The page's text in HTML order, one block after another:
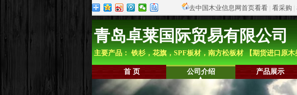
去中国木业信息网首页看看 | 看采购 |
青岛卓莱国际贸易有限公司
主要产品： 铁杉，花旗，SPF板材，南方松板材 【期货进口原
首 页 公司介绍 产品展示